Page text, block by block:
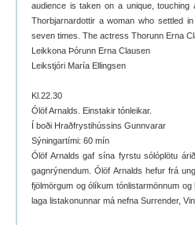
audience is taken on a unique, touching
Thorbjarnardottir a woman who settled
seven times. The actress Thorunn Erna
Leikkona Þórunn Erna Clausen
Leikstjóri María Ellingsen
Kl.22.30
Ólöf Arnalds. Einstakir tónleikar.
Í boði Hraðfrystihússins Gunnvarar
Sýningartími: 60 mín
Ólöf Arnalds gaf sína fyrstu sólóplötu
gagnrýnendum. Ólöf Arnalds hefur frá
fjölmörgum og ólíkum tónlistarmönnum
laga listakonunnar má nefna Surrender,